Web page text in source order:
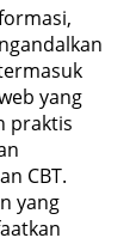
yang
praktis
CBT.
yang